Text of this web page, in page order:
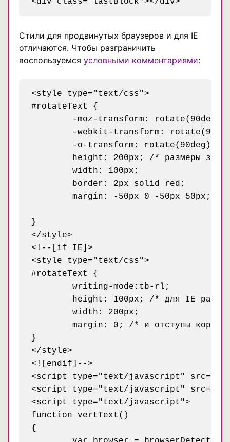
Стили для продвинутых браузеров и для IE
отличаются. Чтобы разграничить
воспользуемся условными комментариями:
<style type="text/css">
#rotateText {
}
</style>
<!--[if IE]>
<style type="text/css">
#rotateText {
}
</style>
<![endif]-->
<script type="text/javascript"
<script type="text/javascript"
<script type="text/javascript">
function vertText()
{